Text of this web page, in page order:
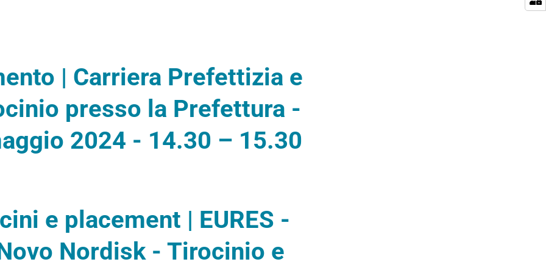
| Carriera Prefettizia e
presso la Prefettura -
2024 - 14.30 – 15.30
e placement | EURES -
Nordisk - Tirocinio e